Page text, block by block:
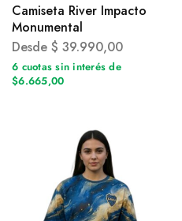
Camiseta River Impacto
Monumental
Desde $ 39.990,00
6 cuotas sin interés de
$6.665,00